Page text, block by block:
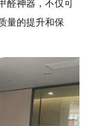
醛神器，不仅可
量的提升和保